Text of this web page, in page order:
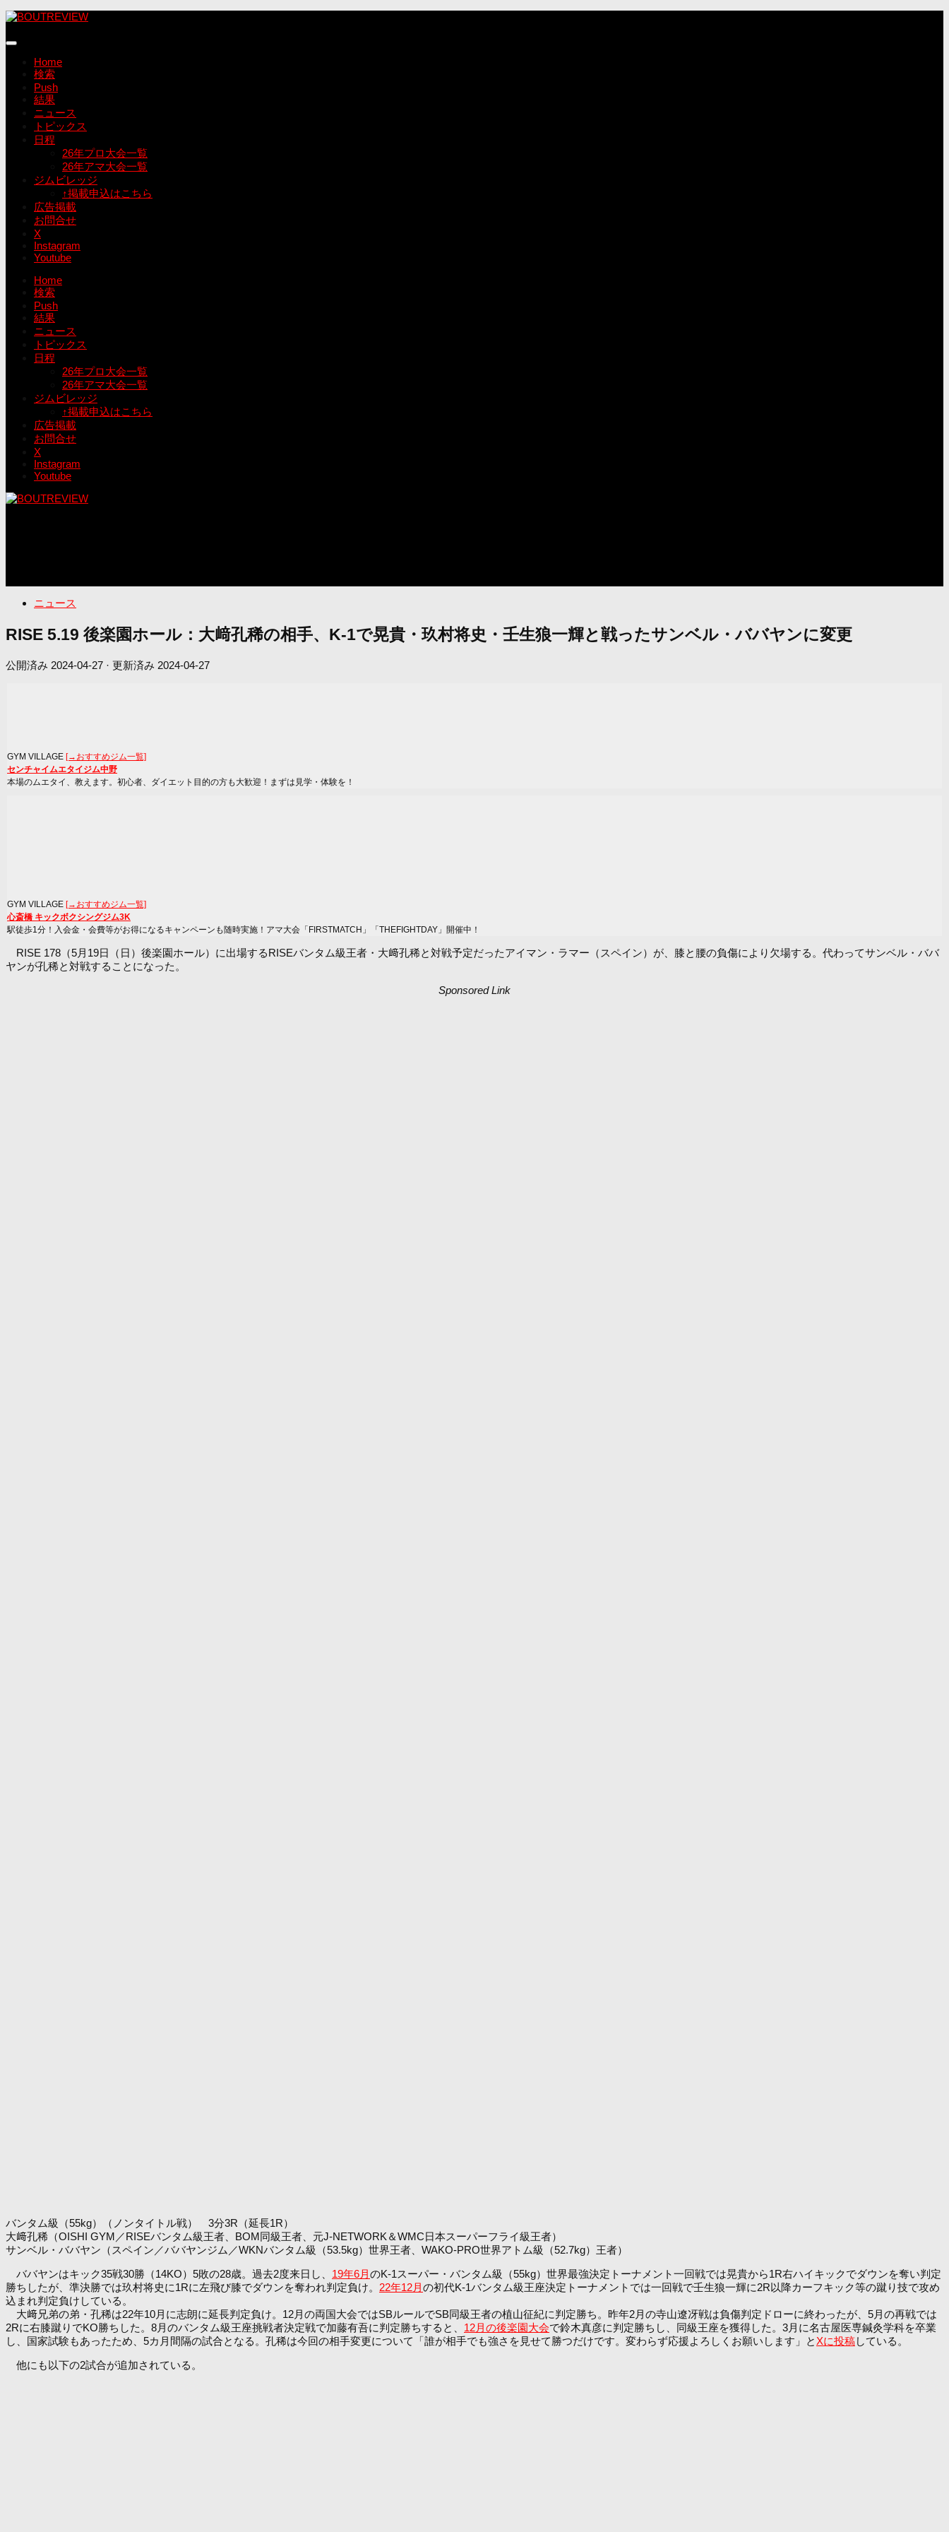
コ
テ
Home
検索
Push
結果
ニュース
トピックス
日程
26年プロ大会一覧
26年アマ大会一覧
ジムビレッジ
↑掲載申込はこちら
広告掲載
お問合せ
X
Instagram
Youtube
Home
検索
Push
結果
ニュース
トピックス
日程
26年プロ大会一覧
26年アマ大会一覧
ジムビレッジ
↑掲載申込はこちら
広告掲載
お問合せ
X
Instagram
Youtube
ニュース
RISE 5.19 後楽園ホール：大﨑孔稀の相手、K-1で晃貴・玖村将史・壬生狼一輝と戦ったサンベル・ババヤンに変更
公開済み 2024-04-27 · 更新済み 2024-04-27
GYM VILLAGE [→おすすめジム一覧]
センチャイムエタイジム中野
本場のムエタイ、教えます。初心者、ダイエット目的の方も大歓迎！まずは見学・体験を！
GYM VILLAGE [→おすすめジム一覧]
心斎橋 キックボクシングジム3K
駅徒歩1分！入会金・会費等がお得になるキャンペーンも随時実施！アマ大会「FIRSTMATCH」「THEFIGHTDAY」開催中！
RISE 178（5月19日（日）後楽園ホール）に出場するRISEバンタム級王者・大﨑孔稀と対戦予定だったアイマン・ラマー（スペイン）が、膝と腰の負傷により欠場する。代わってサンベル・ババ
ヤンが孔稀と対戦することになった。
Sponsored Link
バンタム級（55kg）（ノンタイトル戦） 3分3R（延長1R）
大﨑孔稀（OISHI GYM／RISEバンタム級王者、BOM同級王者、元J-NETWORK＆WMC日本スーパーフライ級王者）
サンベル・ババヤン （スペイン／ババヤンジム／WKNバンタム級（53.5kg）世界王者、WAKO-PRO世界アトム級（52.7kg）王者）
ババヤンはキック35戦30勝（14KO）5敗の28歳。過去2度来日し、 19年6月のK-1スーパー・バンタム級（55kg）世界最強決定トーナメント一回戦では晃貴から1R右ハイキックでダウンを奪い判定
勝ちしたが、準決勝では玖村将史に1Rに左飛び膝でダウンを奪われ判定負け。 22年12月の初代K-1バンタム級王座決定トーナメントでは一回戦で壬生狼一輝に2R以降カーフキック等の蹴り技で攻め
込まれ判定負けしている。
大﨑兄弟の弟・孔稀は22年10月に志朗に延長判定負け。12月の両国大会ではSBルールでSB同級王者の植山征紀に判定勝ち。昨年2月の寺山遼冴戦は負傷判定ドローに終わったが、5月の再戦では
2Rに右膝蹴りでKO勝ちした。8月のバンタム級王座挑戦者決定戦で加藤有吾に判定勝ちすると、 12月の後楽園大会で鈴木真彦に判定勝ちし、同級王座を獲得した。3月に名古屋医専鍼灸学科を卒業
し、国家試験もあったため、5カ月間隔の試合となる。孔稀は今回の相手変更について「誰が相手でも強さを見せて勝つだけです。変わらず応援よろしくお願いします」と Xに投稿している。
他にも以下の2試合が追加されている。